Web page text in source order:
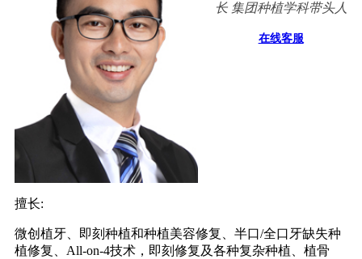
长 集团种植学科带头人
在线客服
擅长:
微创植牙、即刻种植和种植美容修复、半口/全口牙缺失种
植修复、All-on-4技术，即刻修复及各种复杂种植、植骨